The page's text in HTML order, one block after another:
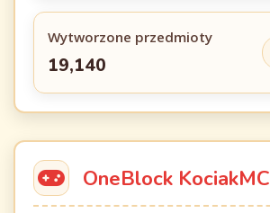
Wytworzone przedmioty
19,140
OneBlock KociakMC